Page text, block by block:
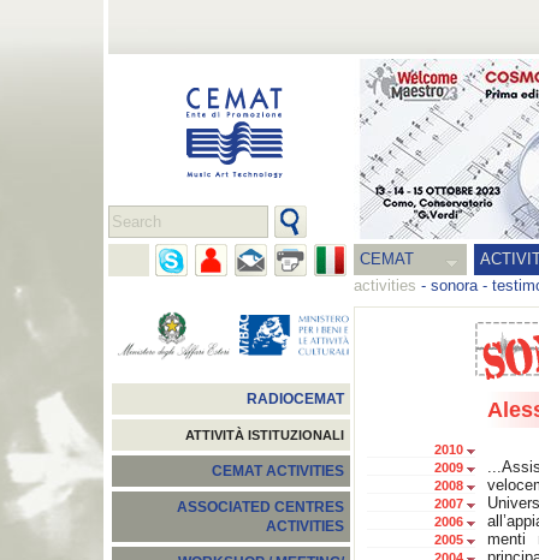
CEMAT
activities - sonora-
RADIOCEMAT
ATTIVITÀ ISTITUZIONALI
CEMAT ACTIVITIES
ASSOCIATED CENTRES
ACTIVITIES
2010
2009
2008
2007
2006
2005
menti